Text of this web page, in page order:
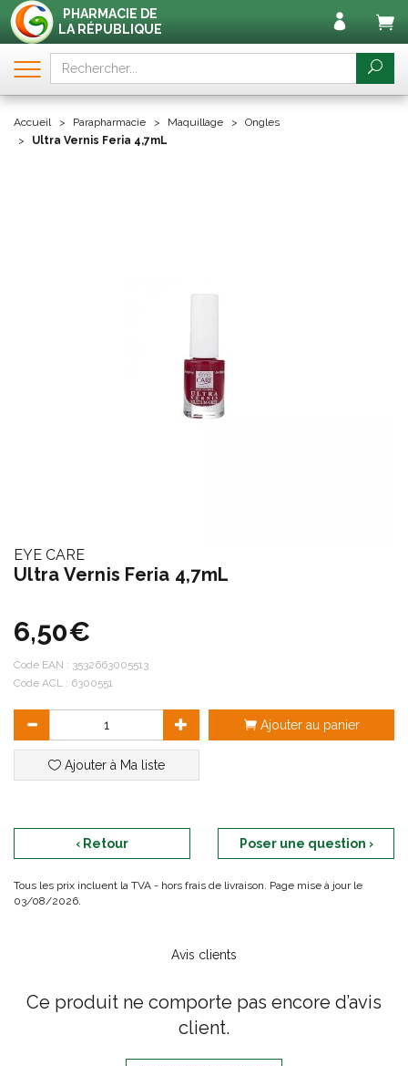
PHARMACIE DE
LA RÉPUBLIQUE
Accueil Parapharmacie Maquillage
Ongles
Ultra Vernis Feria 4,7mL
EYE CARE
Ultra Vernis Feria 4,7mL
6,50€
Code EAN : 3532663005513
Code ACL : 6300551
Ajouter au panier
Ajouter à Ma liste
‹ Retour Poser une question ›
Tous les prix incluent la TVA - hors frais de livraison. Page mise à jour le
03/08/2026.
Avis clients
Ce produit ne comporte pas encore d’avis
client.